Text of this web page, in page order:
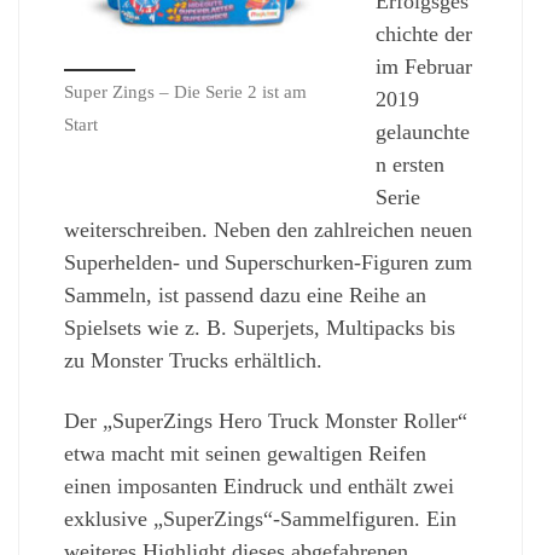
Super Zings – Die Serie 2 ist am
Start
chichte der
im Februar
2019
gelaunchte
n ersten
Serie
weiterschreiben. Neben den zahlreichen neuen
Superhelden- und Superschurken-Figuren zum
Sammeln, ist passend dazu eine Reihe an
Spielsets wie z. B. Superjets, Multipacks bis
zu Monster Trucks erhältlich.
Der „SuperZings Hero Truck Monster Roller“
etwa macht mit seinen gewaltigen Reifen
einen imposanten Eindruck und enthält zwei
exklusive „SuperZings“-Sammelfiguren. Ein